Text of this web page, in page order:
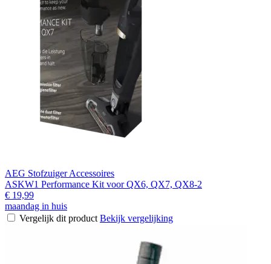
AEG Stofzuiger Accessoires
ASKW1 Performance Kit voor QX6, QX7, QX8-2
€ 19,99
maandag in huis
Vergelijk dit product Bekijk vergelijking